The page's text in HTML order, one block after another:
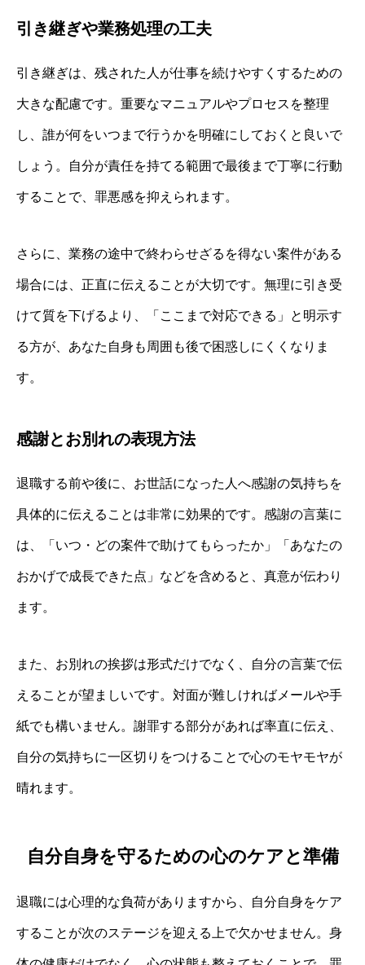
引き継ぎや業務処理の工夫
引き継ぎは、残された人が仕事を続けやすくするための
大きな配慮です。重要なマニュアルやプロセスを整理
し、誰が何をいつまで行うかを明確にしておくと良いで
しょう。自分が責任を持てる範囲で最後まで丁寧に行動
することで、罪悪感を抑えられます。
さらに、業務の途中で終わらせざるを得ない案件がある
場合には、正直に伝えることが大切です。無理に引き受
けて質を下げるより、「ここまで対応できる」と明示す
る方が、あなた自身も周囲も後で困惑しにくくなりま
す。
感謝とお別れの表現方法
退職する前や後に、お世話になった人へ感謝の気持ちを
具体的に伝えることは非常に効果的です。感謝の言葉に
は、「いつ・どの案件で助けてもらったか」「あなたの
おかげで成長できた点」などを含めると、真意が伝わり
ます。
また、お別れの挨拶は形式だけでなく、自分の言葉で伝
えることが望ましいです。対面が難しければメールや手
紙でも構いません。謝罪する部分があれば率直に伝え、
自分の気持ちに一区切りをつけることで心のモヤモヤが
晴れます。
自分自身を守るための心のケアと準備
退職には心理的な負荷がありますから、自分自身をケア
することが次のステージを迎える上で欠かせません。身